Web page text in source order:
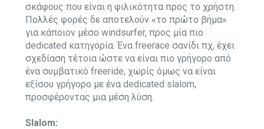
σκάφους που είναι η φιλικότητα προς το χρήστη.
Πολλές φορές δε αποτελούν «το πρώτο βήμα»
για κάποιον μέσο windsurfer, προς μία πιο
dedicated κατηγορία. Ένα freerace σανίδι πχ, έχει
σχεδίαση τέτοια ώστε να είναι πιο γρήγορο από
ένα συμβατικό freeride, χωρίς όμως να είναι
εξίσου γρήγορο με ένα dedicated slalom,
προσφέροντας μια μέση λύση.
Slalom: